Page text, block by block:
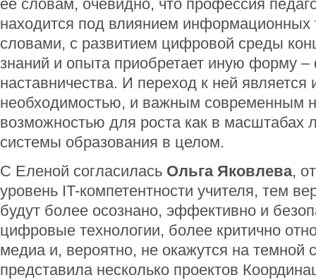
ее словам, очевидно, что профессия
находится под влиянием информационных
словами, c развитием цифровой среды
знаний и опыта приобретает иную форму
наставничества. И переход к ней
необходимостью, и важным современным
возможностью для роста как в масштабах
системы образования в целом.
С Еленой согласилась Ольга Яковлева,
уровень IT-компетентности учителя, тем
будут более осознано, эффективно и
цифровые технологии, более критично
медиа и, вероятно, не окажутся на темной
представила несколько проектов